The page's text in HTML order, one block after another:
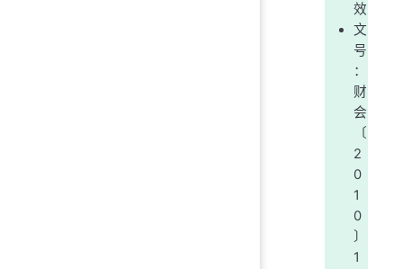
效
文
号
：
财
会
〔
2
0
1
0
〕
1